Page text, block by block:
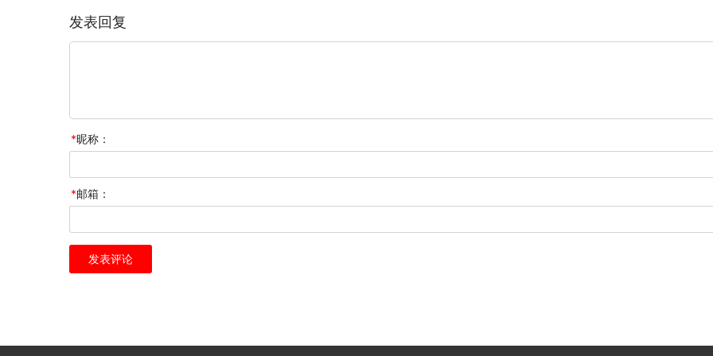
发表回复
*昵称：
*邮箱：